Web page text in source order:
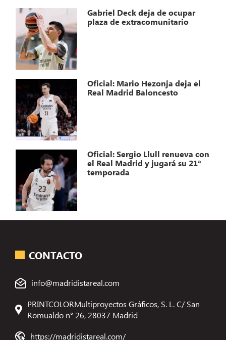
Gabriel Deck deja de ocupar
plaza de extracomunitario
Oficial: Mario Hezonja deja el
Real Madrid Baloncesto
Oficial: Sergio Llull renueva con
el Real Madrid y jugará su 21ª
temporada
CONTACTO
info@madridistareal.com
PRINTCOLORMultiproyectos Gráficos, S. L. C/ San
Romualdo n° 26, 28037 Madrid
https://madridistareal.com/